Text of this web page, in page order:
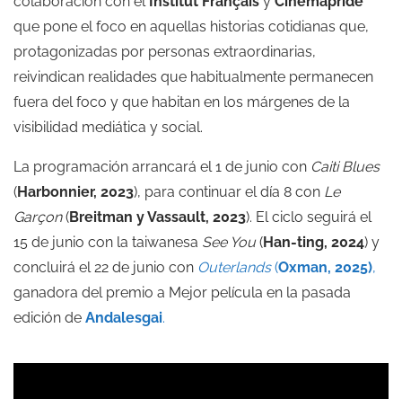
que pone el foco en aquellas historias cotidianas que,
protagonizadas por personas extraordinarias,
reivindican realidades que habitualmente permanecen
fuera del foco y que habitan en los márgenes de la
visibilidad mediática y social.
La programación arrancará el 1 de junio con Caiti Blues
(Harbonnier, 2023), para continuar el día 8 con Le
Garçon(Breitman y Vassault, 2023). El ciclo seguirá el
15 de junio con la taiwanesa See You(Han-ting, 2024) y
concluirá el 22 de junio con Outerlands(Oxman, 2025),
ganadora del premio a Mejor película en la pasada
edición de Andalesgai.